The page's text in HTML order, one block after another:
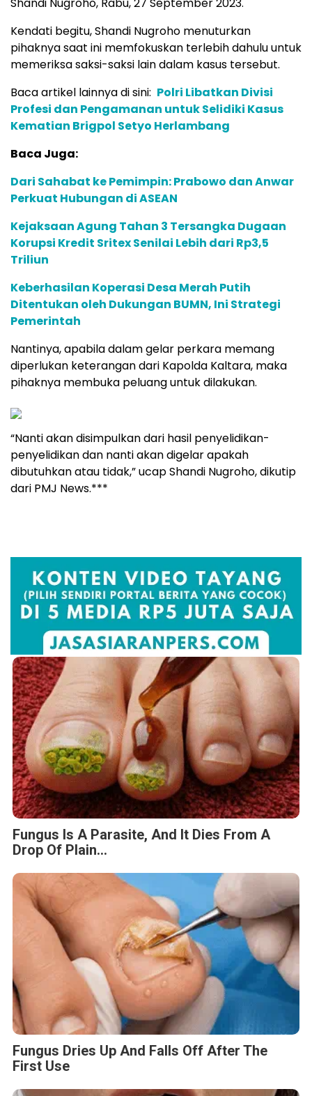
Kendati begitu, Shandi Nugroho menuturkan
pihaknya saat ini memfokuskan terlebih dahulu untuk
memeriksa saksi-saksi lain dalam kasus tersebut.
Baca artikel lainnya di sini: Polri Libatkan Divisi
Profesi dan Pengamanan untuk Selidiki Kasus
Kematian Brigpol Setyo Herlambang
Baca Juga:
Dari Sahabat ke Pemimpin: Prabowo dan Anwar
Perkuat Hubungan di ASEAN
Kejaksaan Agung Tahan 3 Tersangka Dugaan
Korupsi Kredit Sritex Senilai Lebih dari Rp3,5
Triliun
Keberhasilan Koperasi Desa Merah Putih
Ditentukan oleh Dukungan BUMN, Ini Strategi
Pemerintah
Nantinya, apabila dalam gelar perkara memang
diperlukan keterangan dari Kapolda Kaltara, maka
pihaknya membuka peluang untuk dilakukan.
“Nanti akan disimpulkan dari hasil penyelidikan-
penyelidikan dan nanti akan digelar apakah
dibutuhkan atau tidak,” ucap Shandi Nugroho, dikutip
dari PMJ News.***
Fungus Is A Parasite, And It Dies From A
Drop Of Plain...
Fungus Dries Up And Falls Off After The
First Use